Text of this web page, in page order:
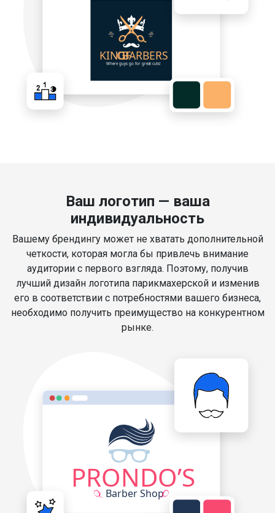
Ваш логотип — ваша
индивидуальность
Вашему брендингу может не хватать дополнительной
четкости, которая могла бы привлечь внимание
аудитории с первого взгляда. Поэтому, получив
лучший дизайн логотипа парикмахерской и изменив
его в соответствии с потребностями вашего бизнеса,
необходимо получить преимущество на конкурентном
рынке.